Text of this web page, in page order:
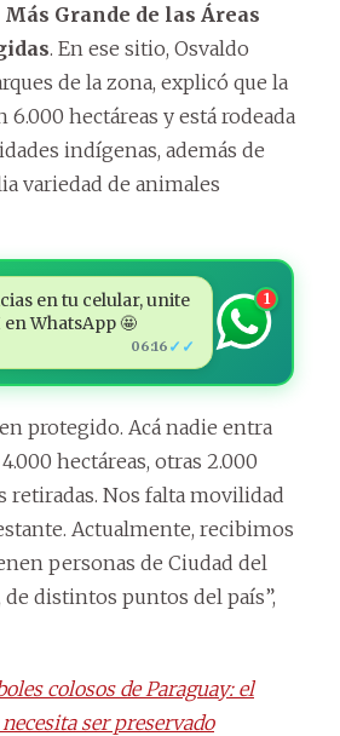
Grande de las Áreas
. En ese sitio, Osvaldo
de la zona, explicó que la
6.000 hectáreas y está rodeada
indígenas, además de
variedad de animales
en tu celular, unite
WhatsApp 🤩
06:16 ✓✓
1
protegido. Acá nadie entra
hectáreas, otras 2.000
retiradas. Nos falta movilidad
Actualmente, recibimos
personas de Ciudad del
de distintos puntos del país”,
colosos de Paraguay: el
ser preservado